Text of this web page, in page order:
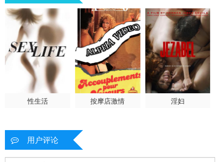
性生活 按摩店激情 淫妇
用户评论